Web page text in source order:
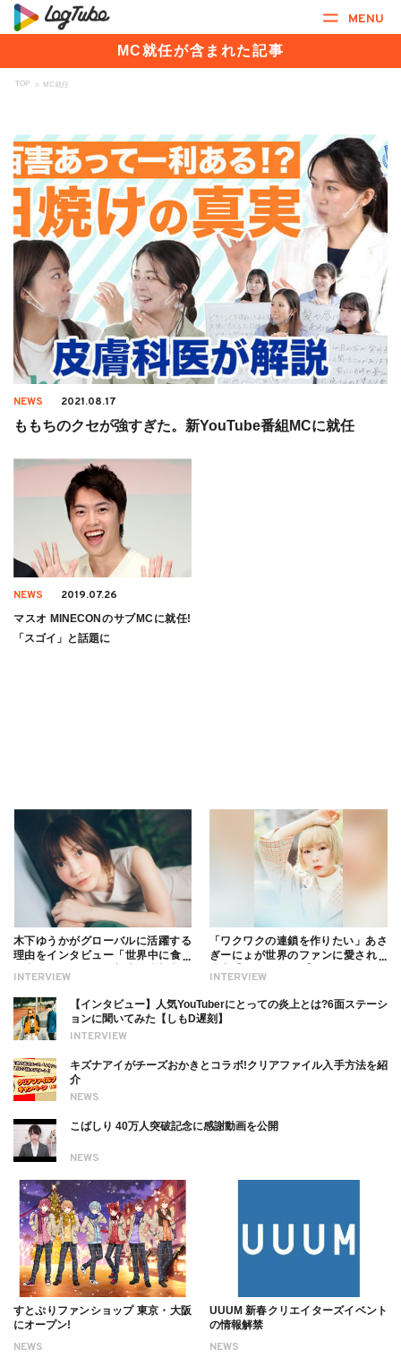
MENU
MC就任が含まれた記事
TOP > MC就任
NEWS 2021.08.17
ももちのクセが強すぎた。新YouTube番組MCに就任
NEWS 2019.07.26
マスオ MINECONのサブMCに就任!
「スゴイ」と話題に
INTERVIEW
木下ゆうかがグローバルに活躍する
理由をインタビュー「世界中に食べ
ついても
INTERVIEW
「ワクワクの連鎖を作りたい」あさ
ぎーにょが世界のファンに愛される
INTERVIEW
【インタビュー】人気YouTuberにとっての炎上とは?6面ステーシ
ョンに聞いてみた【しもD遅刻】
NEWS
キズナアイがチーズおかきとコラボ!クリアファイル入手方法を紹
介
NEWS
こばしり 40万人突破記念に感謝動画を公開
NEWS
すとぷりファンショップ 東京・大阪
にオープン!
NEWS
UUUM 新春クリエイターズイベント
の情報解禁